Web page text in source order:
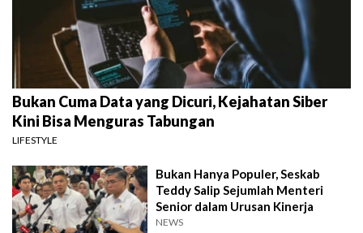
Bukan Cuma Data yang Dicuri, Kejahatan Siber
Kini Bisa Menguras Tabungan
LIFESTYLE
Bukan Hanya Populer, Seskab
Teddy Salip Sejumlah Menteri
Senior dalam Urusan Kinerja
NEWS